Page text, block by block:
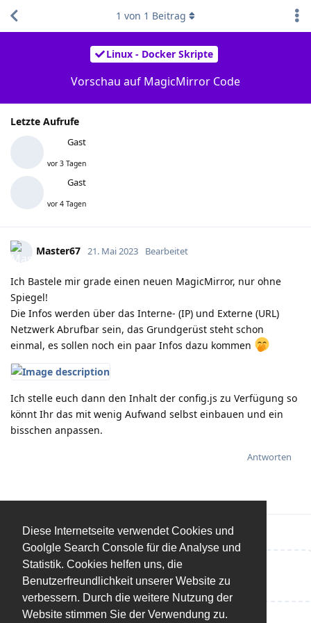
Diese Internetseite verwendet Cookies und
Goolgle Search Console für die Analyse und
Statistik. Cookies helfen uns, die
Benutzerfreundlichkeit unserer Website zu
verbessern. Durch die weitere Nutzung der
Website stimmen Sie der Verwendung zu.
Linux - Docker Skripte
Vorschau auf MagicMirror Code
Letzte Aufrufe
Gast
vor 3 Tagen
Gast
vor 4 Tagen
1 von 1 Beitrag
Master67 21. Mai 2023 Bearbeitet
Ich Bastele mir grade einen neuen MagicMirror, nur ohne
Spiegel!
Die Infos werden über das Interne- (IP) und Externe (URL)
Netzwerk Abrufbar sein, das Grundgerüst steht schon
einmal, es sollen noch ein paar Infos dazu kommen
Ich stelle euch dann den Inhalt der config.js zu Verfügung so
könnt Ihr das mit wenig Aufwand selbst einbauen und ein
bisschen anpassen.
Antworten
Eine Antwort schreiben…